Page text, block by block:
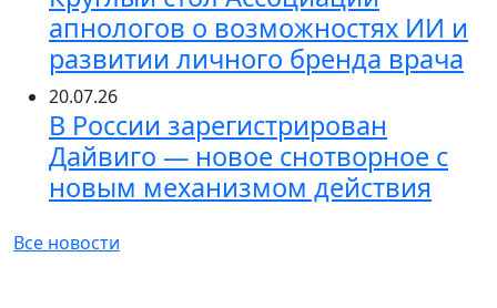
апнологов о возможностях ИИ и
развитии личного бренда врача
20.07.26
В России зарегистрирован
Дайвиго — новое снотворное с
новым механизмом действия
Все новости